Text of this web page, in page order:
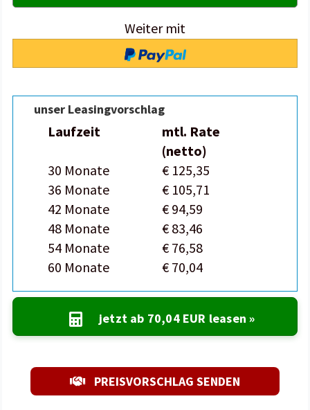
Weiter mit
unser Leasingvorschlag
Laufzeit
mtl. Rate
(netto)
30 Monate
€ 125,35
36 Monate
€ 105,71
42 Monate
€ 94,59
48 Monate
€ 83,46
54 Monate
€ 76,58
60 Monate
€ 70,04
jetzt ab 70,04 EUR leasen »
PREISVORSCHLAG SENDEN